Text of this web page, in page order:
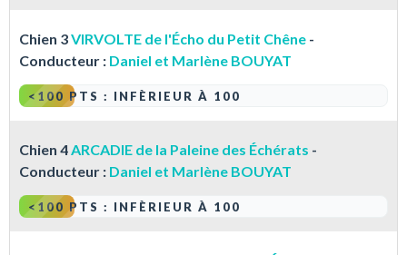
Chien 3VIRVOLTE de l'Écho du Petit Chêne -
Conducteur : Daniel et Marlène BOUYAT
<100 PTS : INFÈRIEUR À 100
Chien 4ARCADIE de la Paleine des Échérats -
Conducteur : Daniel et Marlène BOUYAT
<100 PTS : INFÈRIEUR À 100